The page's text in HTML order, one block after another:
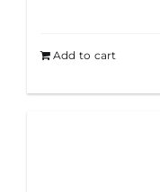
Add to cart